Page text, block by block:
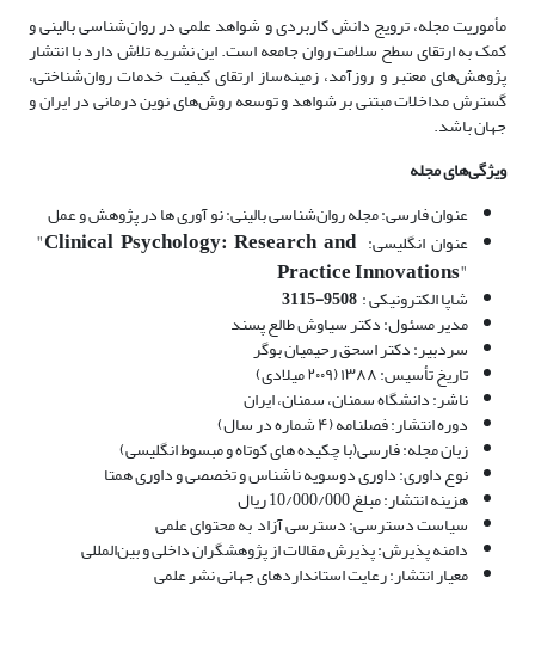
مأموریت مجله، ترویج دانش کاربردی و شواهد علمی در روان‌شناسی بالینی و
کمک به ارتقای سطح سلامت روان جامعه است. این نشریه تلاش دارد با انتشار
پژوهش‌های معتبر و روزآمد، زمینه‌ساز ارتقای کیفیت خدمات روان‌شناختی،
گسترش مداخلات مبتنی بر شواهد و توسعه روش‌های نوین درمانی در ایران و
جهان باشد.
ویژگی‌های مجله
عنوان فارسی: مجله روان‌شناسی بالینی: نو آوری ها در پژوهش و عمل
عنوان انگلیسی:
"Clinical Psychology: Research and
Practice Innovations"
شاپا الکترونیکی :9508-3115
مدیر مسئول: دکتر سیاوش طالع پسند
سردبیر: دکتر اسحق رحیمیان‌ بوگر
تاریخ تأسیس: ۱۳۸۸ (۲۰۰۹ میلادی)
ناشر: دانشگاه سمنان، سمنان، ایران
دوره انتشار: فصلنامه (۴ شماره در سال)
زبان مجله: فارسی(با چکیده های کوتاه و مبسوط انگلیسی)
نوع داوری: داوری دوسویه ناشناس و تخصصی و داوری همتا
هزینه انتشار: مبلغ 10/000/000 ریال
سیاست دسترسی: دسترسی آزاد به محتوای علمی
دامنه پذیرش: پذیرش مقالات از پژوهشگران داخلی و بین‌المللی
معیار انتشار: رعایت استانداردهای جهانی نشر علمی